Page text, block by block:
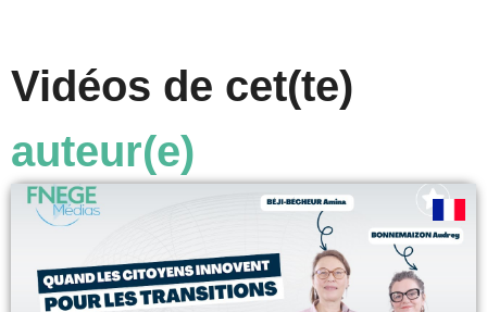
Vidéos de cet(te)
auteur(e)